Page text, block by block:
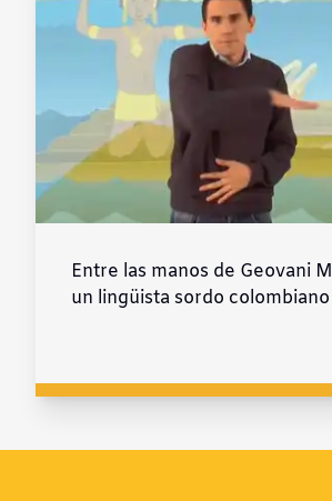
Entre las manos de Geovani
un lingüista sordo colombiano